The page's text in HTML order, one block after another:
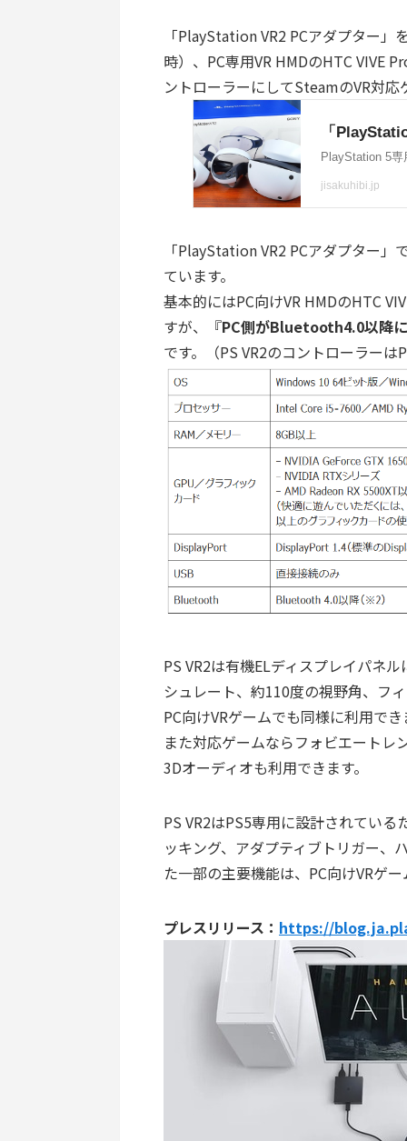
「PlayStation VR2 PCアダプター
時）、PC専用VR HMDのHTC VIVE
ントローラーにしてSteamのVR対
「PlayStation VR2 PCアダプター
ています。
基本的にはPC向けVR HMDのHTC
すが、『PC側がBluetooth4.0以降
です。（PS VR2のコントローラー
PS VR2は有機ELディスプレイパネ
シュレート、約110度の視野角、フ
PC向けVRゲームでも同様に利用でき
また対応ゲームならフォビエートレ
3Dオーディオも利用できます。
PS VR2はPS5専用に設計されてい
ッキング、アダプティブトリガー、
た一部の主要機能は、PC向けVRゲ
プレスリリース： https://